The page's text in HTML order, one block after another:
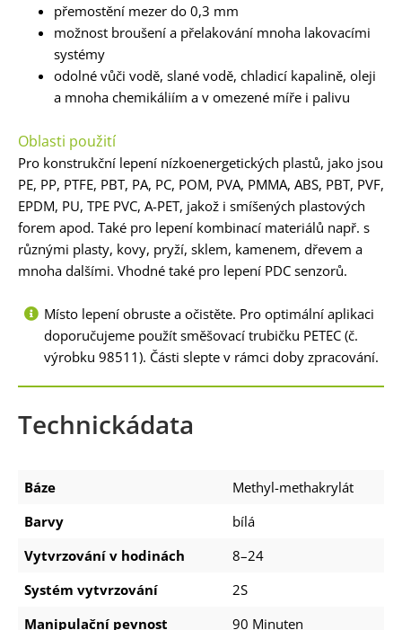
přemostění mezer do 0,3 mm
možnost broušení a přelakování mnoha lakovacími
systémy
odolné vůči vodě, slané vodě, chladicí kapalině, oleji
a mnoha chemikáliím a v omezené míře i palivu
Oblasti použití
Pro konstrukční lepení nízkoenergetických plastů, jako jsou
PE, PP, PTFE, PBT, PA, PC, POM, PVA, PMMA, ABS, PBT, PVF,
EPDM, PU, TPE PVC, A-PET, jakož i smíšených plastových
forem apod. Také pro lepení kombinací materiálů např. s
různými plasty, kovy, pryží, sklem, kamenem, dřevem a
mnoha dalšími. Vhodné také pro lepení PDC senzorů.
Místo lepení obruste a očistěte. Pro optimální aplikaci
doporučujeme použít směšovací trubičku PETEC (č.
výrobku 98511). Části slepte v rámci doby zpracování.
Technickádata
Báze
Methyl-methakrylát
Barvy
bílá
Vytvrzování v hodinách
8–24
Systém vytvrzování
2S
Manipulační pevnost
90 Minuten